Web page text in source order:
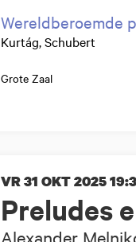
Wereldberoemde
Kurtág, Schubert
Grote Zaal
Preludes
Alexander
VR 31 OKT 2025